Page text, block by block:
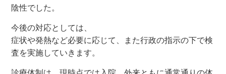
陰性でした。
今後の対応としては、
症状や発熱など必要に応じて、また行政の指示の下で検
査を実施していきます。